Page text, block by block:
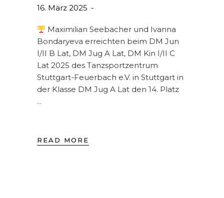
16. März 2025
Maximilian Seebacher und Ivanna
Bondaryeva erreichten beim DM Jun
I/II B Lat, DM Jug A Lat, DM Kin I/II C
Lat 2025 des Tanzsportzentrum
Stuttgart-Feuerbach e.V. in Stuttgart in
der Klasse DM Jug A Lat den 14. Platz
READ MORE